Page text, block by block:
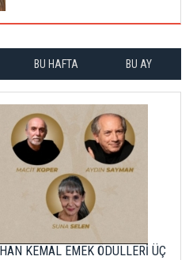
BU HAFTA BU AY
KEMAL EMEK ÖDÜLLERİ ÜÇ